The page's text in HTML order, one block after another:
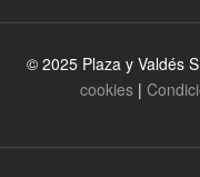
© 2025 Plaza y Valdés
cookies |